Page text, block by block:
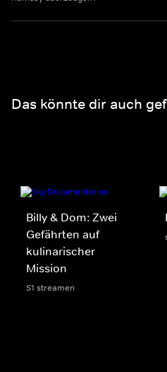
Das könnte dir auch
Billy & Dom: Zwei
Gefährten auf
kulinarischer
Mission
S1 streamen